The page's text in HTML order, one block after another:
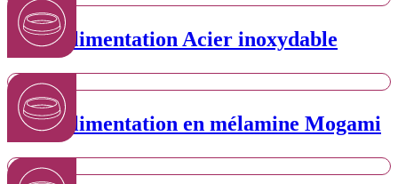
Bol d’alimentation Acier inoxydable
Bol d’alimentation en mélamine Mogami